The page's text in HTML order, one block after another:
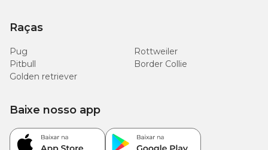
Raças
Pug
Rottweiler
Pitbull
Border Collie
Golden retriever
Baixe nosso app